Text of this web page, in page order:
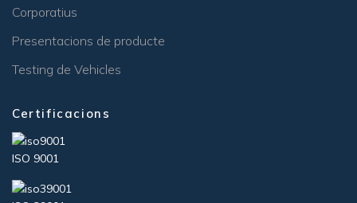
Corporatius
Presentacions de producte
Testing de Vehicles
Certificacions
ISO 9001